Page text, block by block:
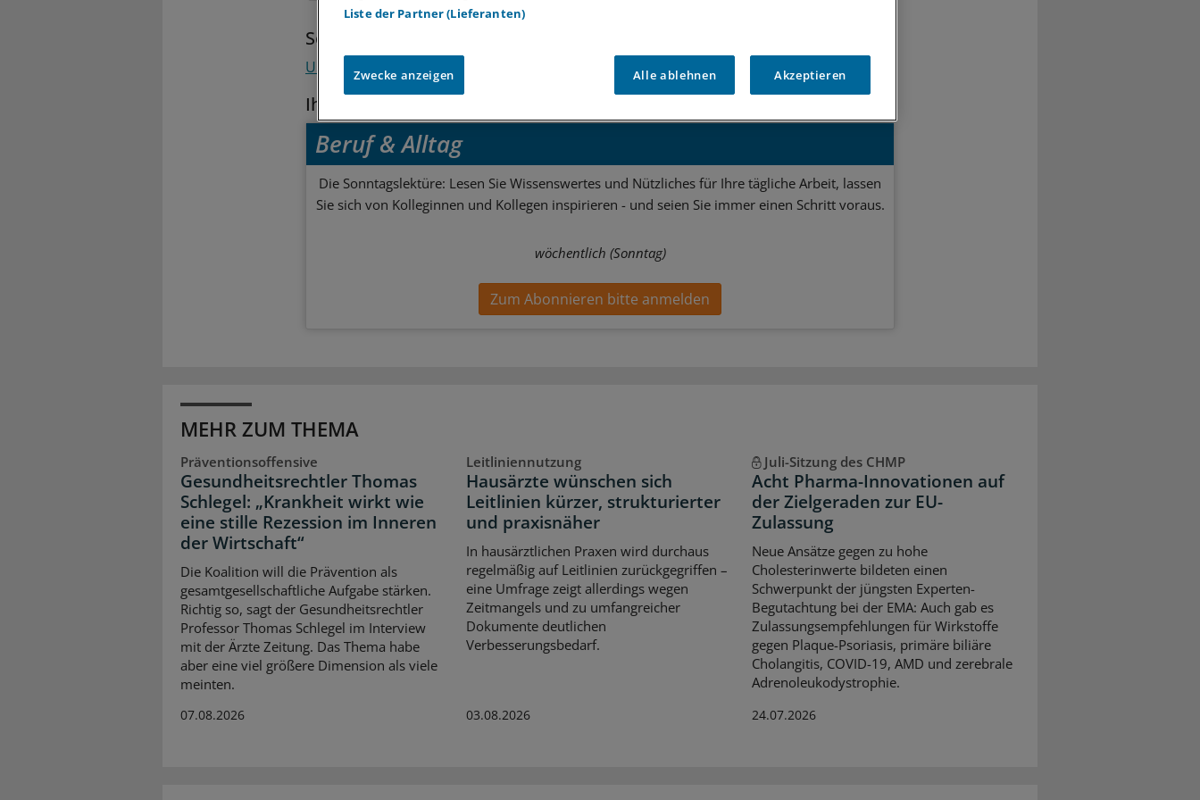
Schlagworte:
Unternehmen
Ihr Newsletter zum Thema
Beruf & Alltag
Die Sonntagslektüre: Lesen Sie Wissenswertes und Nützliches für Ihre tägliche Arbeit, lassen
Sie sich von Kolleginnen und Kollegen inspirieren - und seien Sie immer einen Schritt voraus.
wöchentlich (Sonntag)
Zum Abonnieren bitte anmelden
MEHR ZUM THEMA
Präventionsoffensive
Gesundheitsrechtler Thomas
Schlegel: „Krankheit wirkt wie
eine stille Rezession im Inneren
der Wirtschaft“
Die Koalition will die Prävention als
gesamtgesellschaftliche Aufgabe stärken.
Richtig so, sagt der Gesundheitsrechtler
Professor Thomas Schlegel im Interview
mit der Ärzte Zeitung. Das Thema habe
aber eine viel größere Dimension als viele
meinten.
07.08.2026
Leitliniennutzung
Hausärzte wünschen sich
Leitlinien kürzer, strukturierter
und praxisnäher
In hausärztlichen Praxen wird durchaus
regelmäßig auf Leitlinien zurückgegriffen –
eine Umfrage zeigt allerdings wegen
Zeitmangels und zu umfangreicher
Dokumente deutlichen
Verbesserungsbedarf.
03.08.2026
Juli-Sitzung des CHMP
Acht Pharma-Innovationen auf
der Zielgeraden zur EU-
Zulassung
Neue Ansätze gegen zu hohe
Cholesterinwerte bildeten einen
Schwerpunkt der jüngsten Experten-
Begutachtung bei der EMA: Auch gab es
Zulassungsempfehlungen für Wirkstoffe
gegen Plaque-Psoriasis, primäre biliäre
Cholangitis, COVID-19, AMD und zerebrale
Adrenoleukodystrophie.
24.07.2026
Liste der Partner (Lieferanten)
Zwecke anzeigen Alle ablehnen Akzeptieren